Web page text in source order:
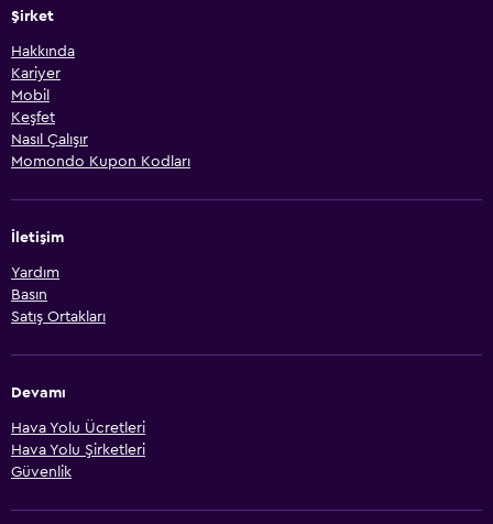
Şirket
Hakkında
Kariyer
Mobil
Keşfet
Nasıl Çalışır
Momondo Kupon Kodları
İletişim
Yardım
Basın
Satış Ortakları
Devamı
Hava Yolu Ücretleri
Hava Yolu Şirketleri
Güvenlik